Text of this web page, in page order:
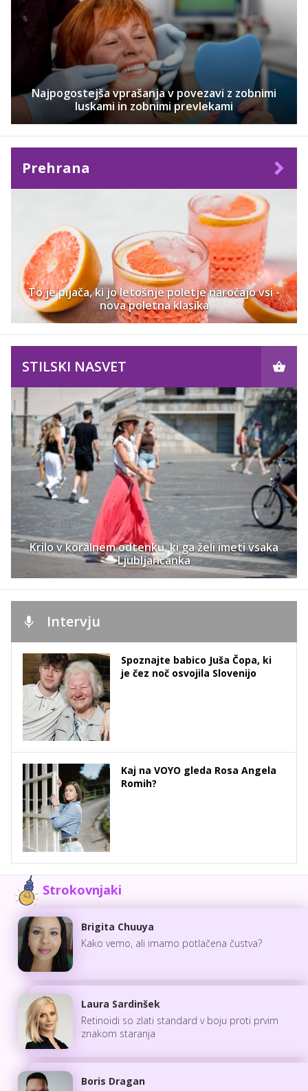
Najpogostejša vprašanja v povezavi z zobnimi
luskami in zobnimi prevlekami
Prehrana
To je pijača, ki jo letošnje poletje naročajo vsi -
nova poletna klasika
STILSKI NASVET
Krilo v koralnem odtenku, ki ga želi imeti vsaka
Ljubljančanka
Intervju
Spoznajte babico Juša Čopa, ki
je čez noč osvojila Slovenijo
Kaj na VOYO gleda Rosa Angela
Romih?
Strokovnjaki
Brigita Chuuya
Kako vemo, ali imamo potlačena čustva?
Laura Sardinšek
Retinoidi so zlati standard v boju proti prvim
znakom staranja
Boris Dragan